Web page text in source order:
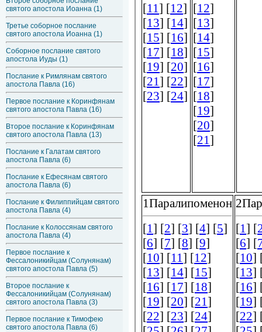
святого апостола Иоанна (1)
Третье соборное послание
святого апостола Иоанна (1)
Соборное послание святого
апостола Иуды (1)
Послание к Римлянам святого
апостола Павла (16)
Первое послание к Коринфянам
святого апостола Павла (16)
Второе послание к Коринфянам
святого апостола Павла (13)
Послание к Галатам святого
апостола Павла (6)
Послание к Ефесянам святого
апостола Павла (6)
Послание к Филиппийцам святого
апостола Павла (4)
Послание к Колоссянам святого
апостола Павла (4)
Первое послание к
Фессалоникийцам (Солунянам)
святого апостола Павла (5)
Второе послание к
Фессалоникийцам (Солунянам)
святого апостола Павла (3)
Первое послание к Тимофею
святого апостола Павла (6)